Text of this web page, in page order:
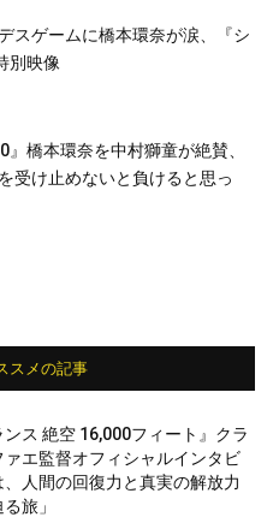
スゲームに橋本環奈が涙、『シ
別映像
』橋本環奈を中村獅童が絶賛、
受け止めないと負けると思っ
スメの記事
ンス 絶空 16,000フィート』クラ
ァエ監督オフィシャルインタビ
、人間の回復力と真実の解放力
旅」